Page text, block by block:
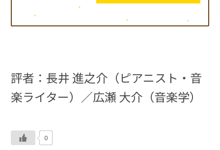
評者： 長井 進之介（ピアニスト・音
楽ライター） ／広瀬 大介（音楽学）
0